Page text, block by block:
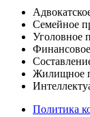
Семейное
Уголовное
Жилищное
Политика